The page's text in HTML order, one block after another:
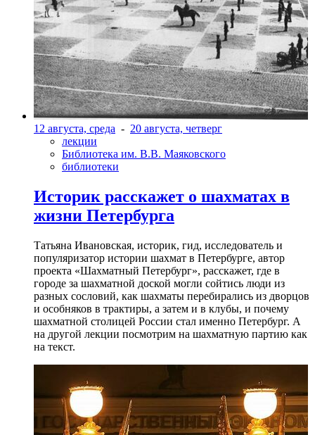
12 августа, среда - 20 августа, четверг
лекции
Библиотека им. В.В. Маяковского
библиотеки
Историк расскажет о шахматах в
жизни Петербурга
Татьяна Ивановская, историк, гид, исследователь и
популяризатор истории шахмат в Петербурге, автор
проекта «Шахматный Петербург», расскажет, где в
городе за шахматной доской могли сойтись люди из
разных сословий, как шахматы перебирались из дворцов
и особняков в трактиры, а затем и в клубы, и почему
шахматной столицей России стал именно Петербург. А
на другой лекции посмотрим на шахматную партию как
на текст.